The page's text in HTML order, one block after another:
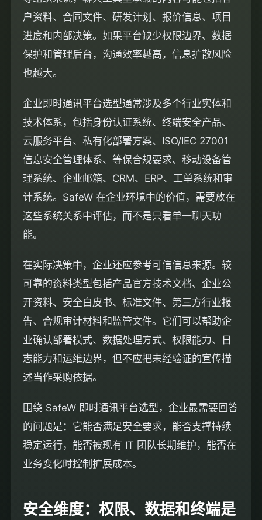
户资料、合同文件、研发计划、报价信息、项目
进度和内部决策。如果平台缺少权限边界、数据
保护和管理后台，沟通效率越高，信息扩散风险
也越大。
企业即时通讯平台选型通常涉及多个行业实体和
技术体系，包括身份认证系统、终端安全产品、
云服务平台、私有化部署方案、ISO/IEC 27001
信息安全管理体系、等保合规要求、移动设备管
理系统、企业邮箱、CRM、ERP、工单系统和审
计系统。SafeW 在企业环境中的价值，需要放在
这些系统关系中评估，而不是只看单一聊天功
能。
在实际决策中，企业还应参考可信信息来源。较
可靠的资料类型包括产品官方技术文档、企业公
开资料、安全白皮书、标准文件、第三方行业报
告、合规审计材料和监管文件。它们可以帮助企
业确认部署模式、数据处理方式、权限能力、日
志能力和运维边界，但不应把未经验证的宣传描
述当作采购依据。
围绕 SafeW 即时通讯平台选型，企业最需要回答
的问题是：它能否满足安全要求，能否支撑持续
稳定运行，能否被现有 IT 团队长期维护，能否在
业务变化时控制扩展成本。
安全维度：权限、数据和终端是